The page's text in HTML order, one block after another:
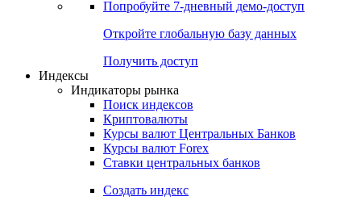
Попробуйте 7-дневный демо-доступ
Откройте глобальную базу данных
Получить доступ
Индексы
Индикаторы рынка
Поиск индексов
Криптовалюты
Курсы валют Центральных Банков
Курсы валют Forex
Ставки центральных банков
Создать индекс